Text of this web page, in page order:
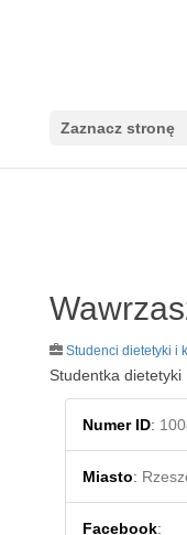
Zaznacz stronę
Studenci dietetyki i
Studentka dietetyki
Numer ID:
Miasto:
Facebook: